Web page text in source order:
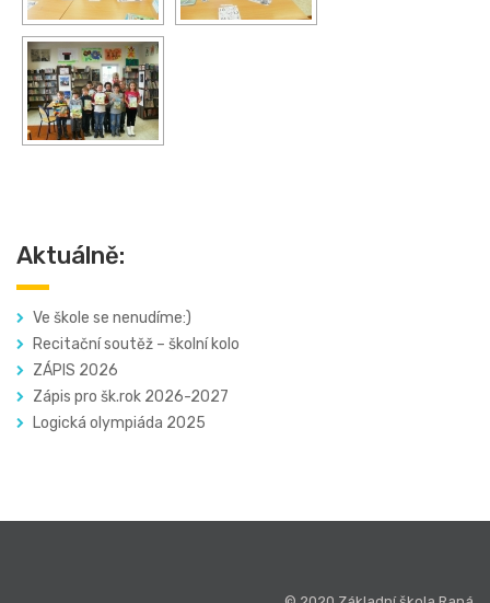
Aktuálně:
Ve škole se nenudíme:)
Recitační soutěž – školní kolo
ZÁPIS 2026
Zápis pro šk.rok 2026-2027
Logická olympiáda 2025